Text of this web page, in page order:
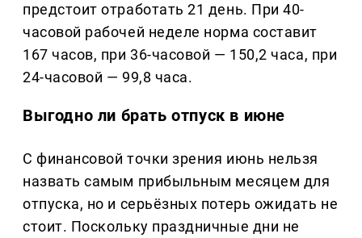
предстоит отработать 21 день. При 40-
часовой рабочей неделе норма составит
167 часов, при 36-часовой — 150,2 часа, при
24-часовой — 99,8 часа.
Выгодно ли брать отпуск в июне
С финансовой точки зрения июнь нельзя
назвать самым прибыльным месяцем для
отпуска, но и серьёзных потерь ожидать не
стоит. Поскольку праздничные дни не